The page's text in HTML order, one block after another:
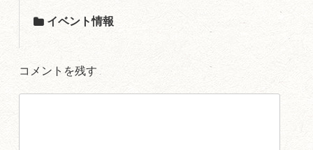
イベント情報
コメントを残す